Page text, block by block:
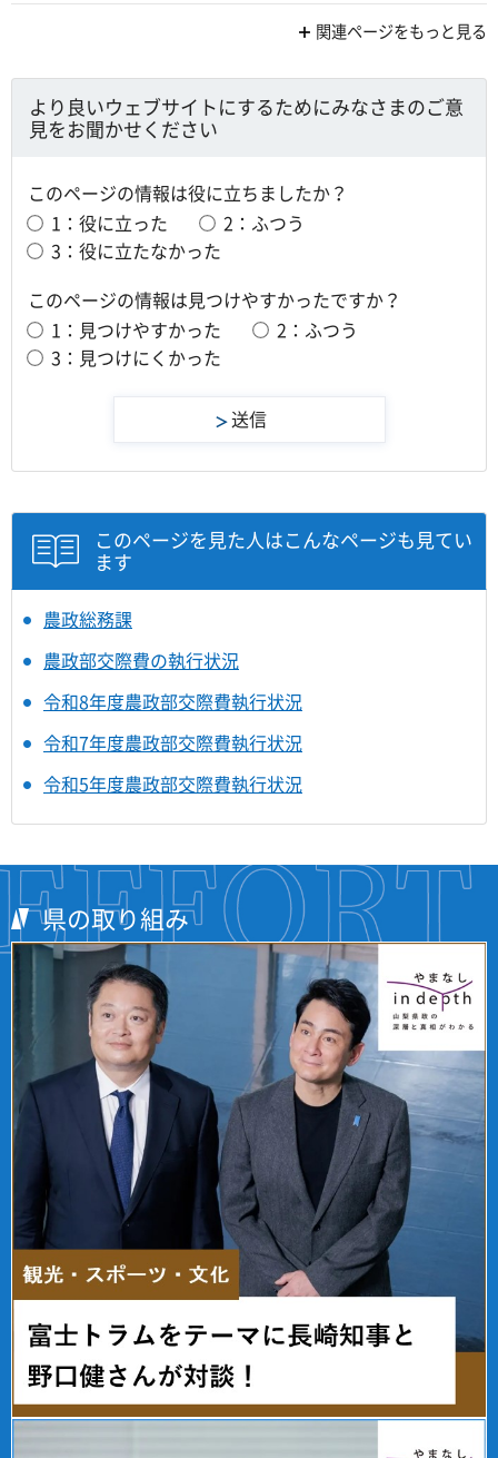
関連ページをもっと見る
より良いウェブサイトにするためにみなさまのご意
見をお聞かせください
このページの情報は役に立ちましたか？
1：役に立った
2：ふつう
3：役に立たなかった
このページの情報は見つけやすかったですか？
1：見つけやすかった
2：ふつう
3：見つけにくかった
このページを見た人はこんなページも見てい
ます
農政総務課
農政部交際費の執行状況
令和8年度農政部交際費執行状況
令和7年度農政部交際費執行状況
令和5年度農政部交際費執行状況
県の取り組み